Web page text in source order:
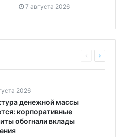
7 августа 2026
2026
денежной массы
корпоративные
обогнали вклады